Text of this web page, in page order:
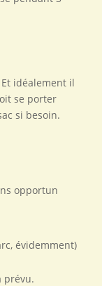
idéalement il
se porter
si besoin.
opportun
évidemment)
prévu.